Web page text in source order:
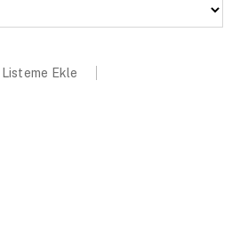
Ekle